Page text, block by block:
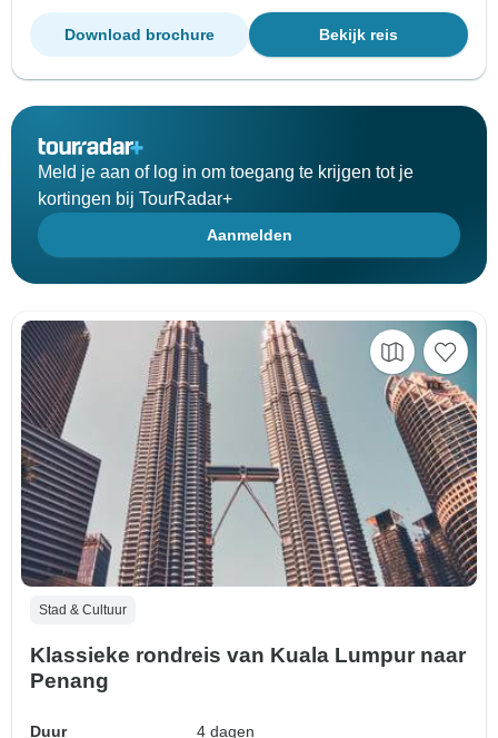
Bekijk reis
Download brochure
Meld je aan of log in om toegang te krijgen tot je
kortingen bij TourRadar+
Aanmelden
Stad & Cultuur
Klassieke rondreis van Kuala Lumpur naar
Penang
Duur
4 dagen